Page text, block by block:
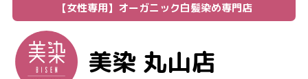
【女性専用】オーガニック白髪染め専門店
美染 丸山店